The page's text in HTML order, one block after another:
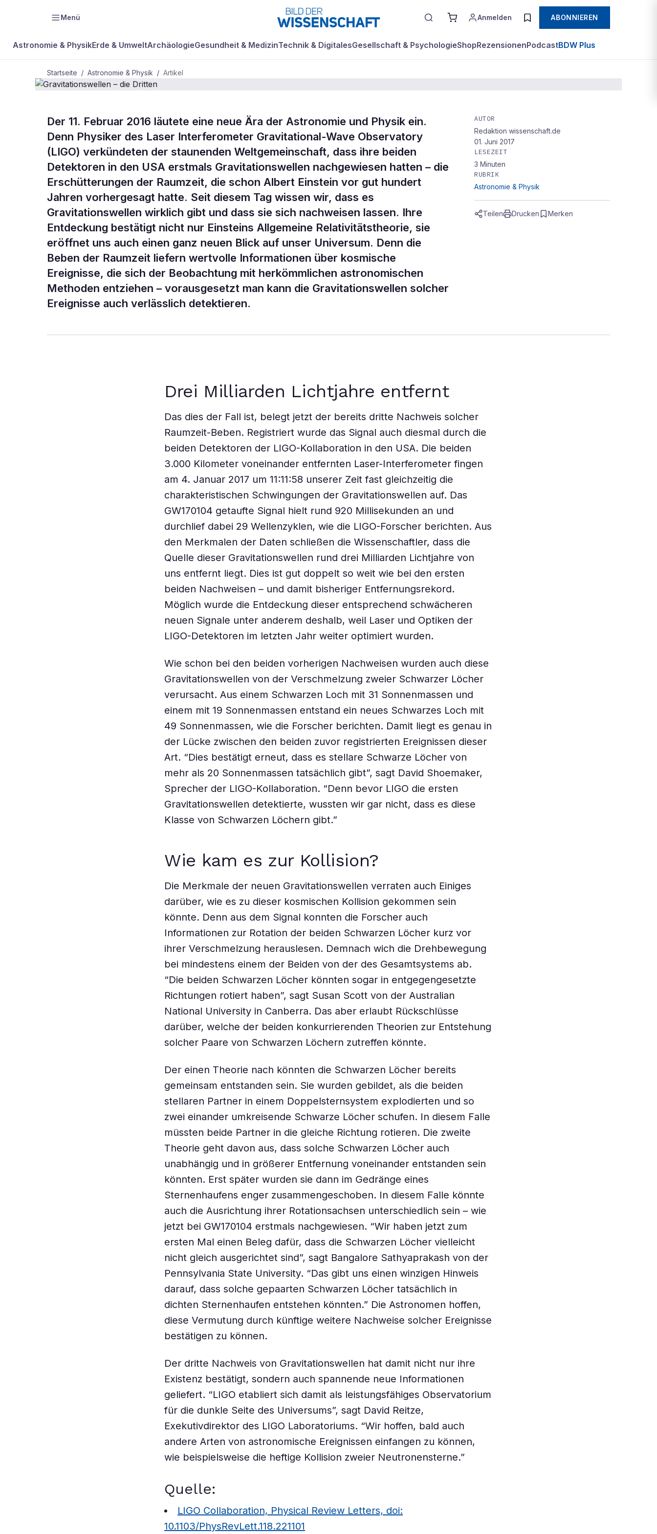
Menü Anmelden ABONNIEREN
Astronomie & PhysikErde & UmweltArchäologieGesundheit & MedizinTechnik & DigitalesGesellschaft & PsychologieShopRezensionenPodcastBDW Plus
Startseite / Astronomie & Physik / Artikel
ASTRONOMIE & PHYSIK
Gravitationswellen – die
Dritten
Der 11. Februar 2016 läutete eine neue Ära der Astronomie und Physik ein.
Denn Physiker des Laser Interferometer Gravitational-Wave Observatory
(LIGO) verkündeten der staunenden Weltgemeinschaft, dass ihre beiden
Detektoren in den USA erstmals Gravitationswellen nachgewiesen hatten – die
Erschütterungen der Raumzeit, die schon Albert Einstein vor gut hundert
Jahren vorhergesagt hatte. Seit diesem Tag wissen wir, dass es
Gravitationswellen wirklich gibt und dass sie sich nachweisen lassen. Ihre
Entdeckung bestätigt nicht nur Einsteins Allgemeine Relativitätstheorie, sie
eröffnet uns auch einen ganz neuen Blick auf unser Universum. Denn die
Beben der Raumzeit liefern wertvolle Informationen über kosmische
Ereignisse, die sich der Beobachtung mit herkömmlichen astronomischen
Methoden entziehen – vorausgesetzt man kann die Gravitationswellen solcher
Ereignisse auch verlässlich detektieren.
AUTOR
Redaktion wissenschaft.de
01. Juni 2017
LESEZEIT
3 Minuten
RUBRIK
Astronomie & Physik
Teilen Drucken Merken
Drei Milliarden Lichtjahre entfernt
Das dies der Fall ist, belegt jetzt der bereits dritte Nachweis solcher
Raumzeit-Beben. Registriert wurde das Signal auch diesmal durch die
beiden Detektoren der LIGO-Kollaboration in den USA. Die beiden
3.000 Kilometer voneinander entfernten Laser-Interferometer fingen
am 4. Januar 2017 um 11:11:58 unserer Zeit fast gleichzeitig die
charakteristischen Schwingungen der Gravitationswellen auf. Das
GW170104 getaufte Signal hielt rund 920 Millisekunden an und
durchlief dabei 29 Wellenzyklen, wie die LIGO-Forscher berichten. Aus
den Merkmalen der Daten schließen die Wissenschaftler, dass die
Quelle dieser Gravitationswellen rund drei Milliarden Lichtjahre von
uns entfernt liegt. Dies ist gut doppelt so weit wie bei den ersten
beiden Nachweisen – und damit bisheriger Entfernungsrekord.
Möglich wurde die Entdeckung dieser entsprechend schwächeren
neuen Signale unter anderem deshalb, weil Laser und Optiken der
LIGO-Detektoren im letzten Jahr weiter optimiert wurden.
Wie schon bei den beiden vorherigen Nachweisen wurden auch diese
Gravitationswellen von der Verschmelzung zweier Schwarzer Löcher
verursacht. Aus einem Schwarzen Loch mit 31 Sonnenmassen und
einem mit 19 Sonnenmassen entstand ein neues Schwarzes Loch mit
49 Sonnenmassen, wie die Forscher berichten. Damit liegt es genau in
der Lücke zwischen den beiden zuvor registrierten Ereignissen dieser
Art. “Dies bestätigt erneut, dass es stellare Schwarze Löcher von
mehr als 20 Sonnenmassen tatsächlich gibt”, sagt David Shoemaker,
Sprecher der LIGO-Kollaboration. “Denn bevor LIGO die ersten
Gravitationswellen detektierte, wussten wir gar nicht, dass es diese
Klasse von Schwarzen Löchern gibt.”
Wie kam es zur Kollision?
Die Merkmale der neuen Gravitationswellen verraten auch Einiges
darüber, wie es zu dieser kosmischen Kollision gekommen sein
könnte. Denn aus dem Signal konnten die Forscher auch
Informationen zur Rotation der beiden Schwarzen Löcher kurz vor
ihrer Verschmelzung herauslesen. Demnach wich die Drehbewegung
bei mindestens einem der Beiden von der des Gesamtsystems ab.
“Die beiden Schwarzen Löcher könnten sogar in entgegengesetzte
Richtungen rotiert haben”, sagt Susan Scott von der Australian
National University in Canberra. Das aber erlaubt Rückschlüsse
darüber, welche der beiden konkurrierenden Theorien zur Entstehung
solcher Paare von Schwarzen Löchern zutreffen könnte.
Der einen Theorie nach könnten die Schwarzen Löcher bereits
gemeinsam entstanden sein. Sie wurden gebildet, als die beiden
stellaren Partner in einem Doppelsternsystem explodierten und so
zwei einander umkreisende Schwarze Löcher schufen. In diesem Falle
müssten beide Partner in die gleiche Richtung rotieren. Die zweite
Theorie geht davon aus, dass solche Schwarzen Löcher auch
unabhängig und in größerer Entfernung voneinander entstanden sein
könnten. Erst später wurden sie dann im Gedränge eines
Sternenhaufens enger zusammengeschoben. In diesem Falle könnte
auch die Ausrichtung ihrer Rotationsachsen unterschiedlich sein – wie
jetzt bei GW170104 erstmals nachgewiesen. “Wir haben jetzt zum
ersten Mal einen Beleg dafür, dass die Schwarzen Löcher vielleicht
nicht gleich ausgerichtet sind”, sagt Bangalore Sathyaprakash von der
Pennsylvania State University. “Das gibt uns einen winzigen Hinweis
darauf, dass solche gepaarten Schwarzen Löcher tatsächlich in
dichten Sternenhaufen entstehen könnten.” Die Astronomen hoffen,
diese Vermutung durch künftige weitere Nachweise solcher Ereignisse
bestätigen zu können.
Der dritte Nachweis von Gravitationswellen hat damit nicht nur ihre
Existenz bestätigt, sondern auch spannende neue Informationen
geliefert. “LIGO etabliert sich damit als leistungsfähiges Observatorium
für die dunkle Seite des Universums”, sagt David Reitze,
Exekutivdirektor des LIGO Laboratoriums. “Wir hoffen, bald auch
andere Arten von astronomische Ereignissen einfangen zu können,
wie beispielsweise die heftige Kollision zweier Neutronensterne.”
Quelle:
LIGO Collaboration, Physical Review Letters, doi:
10.1103/PhysRevLett.118.221101